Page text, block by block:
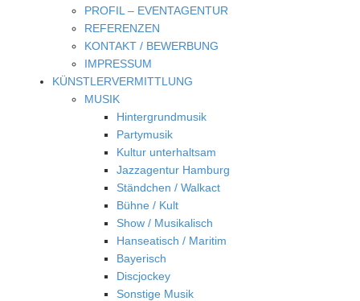
PROFIL – EVENTAGENTUR
REFERENZEN
KONTAKT / BEWERBUNG
IMPRESSUM
KÜNSTLERVERMITTLUNG
MUSIK
Hintergrundmusik
Partymusik
Kultur unterhaltsam
Jazzagentur Hamburg
Ständchen / Walkact
Bühne / Kult
Show / Musikalisch
Hanseatisch / Maritim
Bayerisch
Discjockey
Sonstige Musik